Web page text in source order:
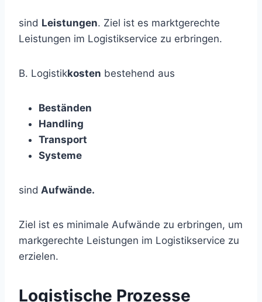
sind Leistungen. Ziel ist es marktgerechte
Leistungen im Logistikservice zu erbringen.
B. Logistikkosten bestehend aus
Beständen
Handling
Transport
Systeme
sind Aufwände.
Ziel ist es minimale Aufwände zu erbringen, um
markgerechte Leistungen im Logistikservice zu
erzielen.
Logistische Prozesse